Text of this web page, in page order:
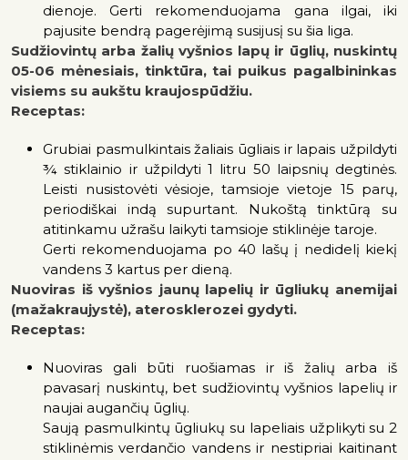
dienoje. Gerti rekomenduojama gana ilgai, iki
pajusite bendrą pagerėjimą susijusį su šia liga.
Sudžiovintų arba žalių vyšnios lapų ir ūglių, nuskintų
05-06 mėnesiais, tinktūra, tai puikus pagalbininkas
visiems su aukštu kraujospūdžiu.
Receptas:
Grubiai pasmulkintais žaliais ūgliais ir lapais užpildyti
¾ stiklainio ir užpildyti 1 litru 50 laipsnių degtinės.
Leisti nusistovėti vėsioje, tamsioje vietoje 15 parų,
periodiškai indą supurtant. Nukoštą tinktūrą su
atitinkamu užrašu laikyti tamsioje stiklinėje taroje.
Gerti rekomenduojama po 40 lašų į nedidelį kiekį
vandens 3 kartus per dieną.
Nuoviras iš vyšnios jaunų lapelių ir ūgliukų anemijai
(mažakraujystė), aterosklerozei gydyti.
Receptas:
Nuoviras gali būti ruošiamas ir iš žalių arba iš
pavasarį nuskintų, bet sudžiovintų vyšnios lapelių ir
naujai augančių ūglių.
Saują pasmulkintų ūgliukų su lapeliais užplikyti su 2
stiklinėmis verdančio vandens ir nestipriai kaitinant